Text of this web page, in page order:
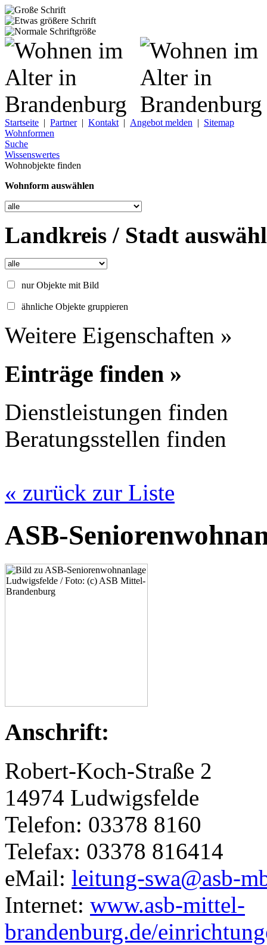
Startseite | Partner| Kontakt | Angebot melden | Sitemap
Wohnformen
Suche
Wissenswertes
Wohnobjekte finden
Wohnform auswählen
Landkreis / Stadt
nur Objekte mit Bild
ähnliche Objekte gruppieren
Weitere Eigenschaften »
Einträge finden »
Dienstleistungen finden
Beratungsstellen finden
« zurück zur Liste
ASB-
Anschrift:
Robert-Koch-Straße 2
14974 Ludwigsfelde
Telefon: 03378 8160
Telefax: 03378 816414
eMail: leitung-swa@asb-
Internet: www.asb-mittel-
brandenburg.de/